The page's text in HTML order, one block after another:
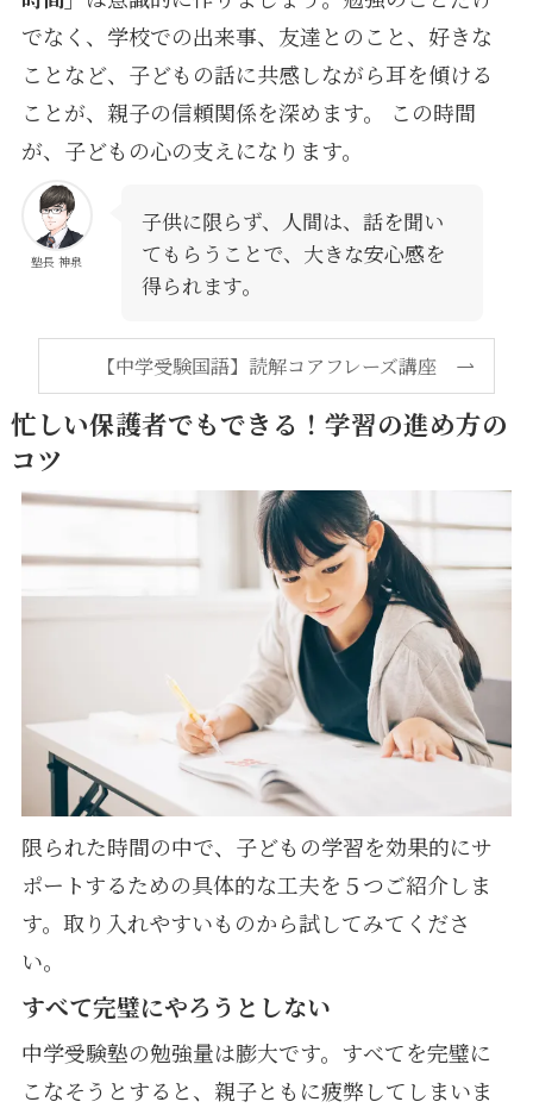
でなく、学校での出来事、友達とのこと、好きな
ことなど、子どもの話に共感しながら耳を傾ける
ことが、親子の信頼関係を深めます。 この時間
が、子どもの心の支えになります。
塾長 神泉
子供に限らず、人間は、話を聞い
てもらうことで、大きな安心感を
得られます。
【中学受験国語】読解コアフレーズ講座
忙しい保護者でもできる！学習の進め方の
コツ
限られた時間の中で、子どもの学習を効果的にサ
ポートするための具体的な工夫を５つご紹介しま
す。取り入れやすいものから試してみてくださ
い。
すべて完璧にやろうとしない
中学受験塾の勉強量は膨大です。すべてを完璧に
こなそうとすると、親子ともに疲弊してしまいま